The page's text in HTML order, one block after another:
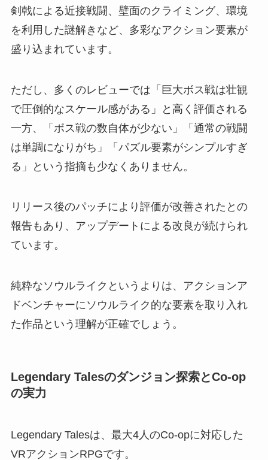
剣戟による近接戦闘、壁面のクライミング、環境
を利用した謎解きなど、多彩なアクション要素が
盛り込まれています。
ただし、多くのレビューでは「巨大ボス戦は壮観
で圧倒的なスケール感がある」と高く評価される
一方、「ボス戦の数自体が少ない」「通常の戦闘
は単調になりがち」「パズル要素がシンプルすぎ
る」という指摘も少なくありません。
リリース後のパッチにより評価が改善されたとの
報告もあり、アップデートによる改良が続けられ
ています。
純粋なソウルライクというよりは、アクションア
ドベンチャーにソウルライク的な要素を取り入れ
た作品という理解が正確でしょう。
Legendary Talesのダンジョン探索とCo-op
の実力
Legendary Talesは、最大4人のCo-opに対応した
VRアクションRPGです。